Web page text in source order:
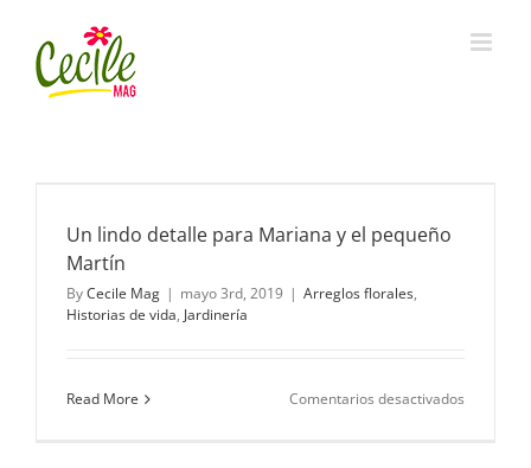
content
Un lindo detalle para Mariana y el pequeño
Martín
ByCecile Mag | mayo 3rd, 2019 | Arreglos florales,
Historias de vida, Jardinería
Read More Comentarios desactivados